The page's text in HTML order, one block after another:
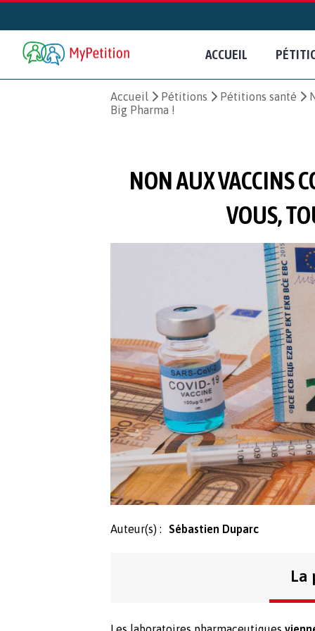
ACCUEIL
Accueil Pétitions Pétitions santé
Big Pharma !
NON AUX VACCINS
VOUS,
Auteur(s) : Sébastien Duparc
La